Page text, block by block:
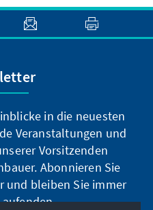
in die neuesten
Veranstaltungen und
Vorsitzenden
Abonnieren Sie
und bleiben Sie immer